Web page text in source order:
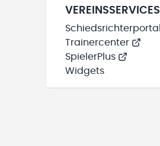
VEREINSSERVICES
Schiedsrichterportal
Trainercenter
SpielerPlus
Widgets